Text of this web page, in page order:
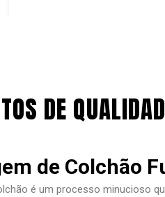
DE
de Colchão
é um processo minucioso